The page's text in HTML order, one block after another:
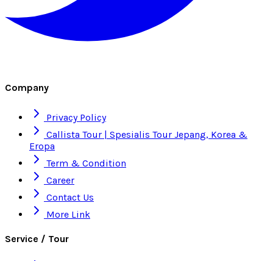
Company
Privacy Policy
Callista Tour | Spesialis Tour Jepang, Korea &
Eropa
Term & Condition
Career
Contact Us
More Link
Service / Tour